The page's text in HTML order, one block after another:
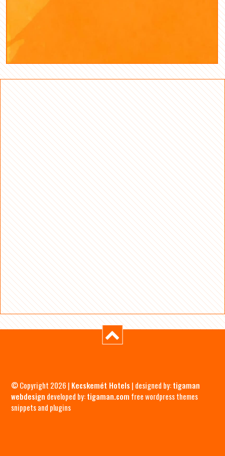
© Copyright 2026 | Kecskemét Hotels | designed by:tigaman
webdesign developed by:tigaman.com free wordpress themes
snippets and plugins